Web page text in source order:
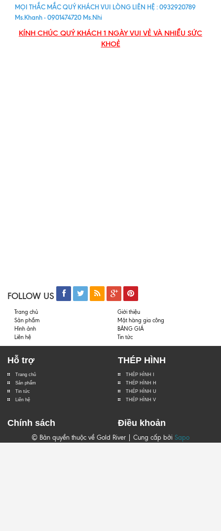
MỌI THẮC MẮC QUÝ KHÁCH VUI LÒNG LIÊN HỆ : 0932920789
Ms.Khanh - 0901474720 Ms.Nhi
KÍNH CHÚC QUÝ KHÁCH 1 NGÀY VUI VẺ VÀ NHIỀU SỨC
KHOẺ
FOLLOW US
Trang chủ
Giới thiệu
Sản phẩm
Mặt hàng gia công
Hình ảnh
BẢNG GIÁ
Liên hệ
Tin tức
Hỗ trợ
Trang chủ
Sản phẩm
Tin tức
Liên hệ
THÉP HÌNH
THÉP HÌNH I
THÉP HÌNH H
THÉP HÌNH U
THÉP HÌNH V
Chính sách Điều khoản
© Bản quyền thuộc về Gold River | Cung cấp bởi Sapo